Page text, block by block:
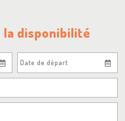
la disponibilité
Date de départ